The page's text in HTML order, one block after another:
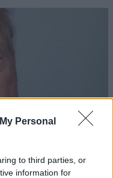
Personal
to third parties, or
information for